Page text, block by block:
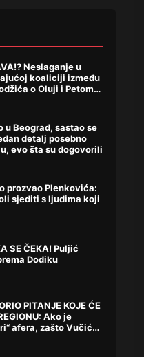
Neslaganje u
koaliciji između
o Oluji i Petom
u Beograd, sastao se
detalj posebno
evo šta su dogovorili
prozvao Plenkovića:
sjediti s ljudima koji
SE ČEKA! Puljić
Dodiku
PITANJE KOJE ĆE
Ako je
afera, zašto Vučića